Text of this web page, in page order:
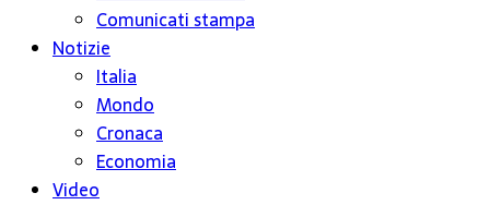
Comunicati stampa
Notizie
Italia
Mondo
Cronaca
Economia
Video